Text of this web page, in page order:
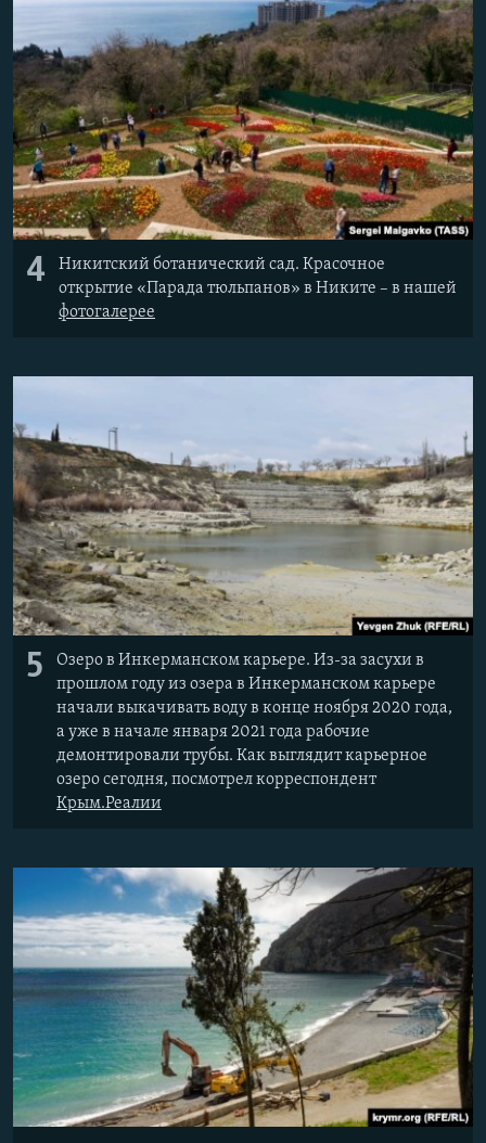
4
Никитский ботанический сад. Красочное
открытие «Парада тюльпанов» в Никите – в нашей
фотогалерее
5
Озеро в Инкерманском карьере. Из-за засухи в
прошлом году из озера в Инкерманском карьере
начали выкачивать воду в конце ноября 2020 года,
а уже в начале января 2021 года рабочие
демонтировали трубы. Как выглядит карьерное
озеро сегодня, посмотрел корреспондент
Крым.Реалии